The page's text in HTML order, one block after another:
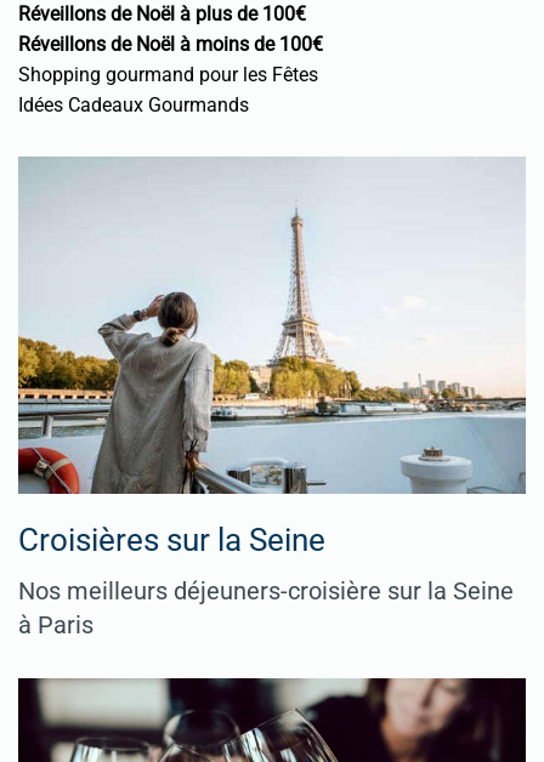
Réveillons de Noël à plus de 100€
Réveillons de Noël à moins de 100€
Shopping gourmand pour les Fêtes
Idées Cadeaux Gourmands
Croisières sur la Seine
Nos meilleurs déjeuners-croisière sur la Seine
à Paris